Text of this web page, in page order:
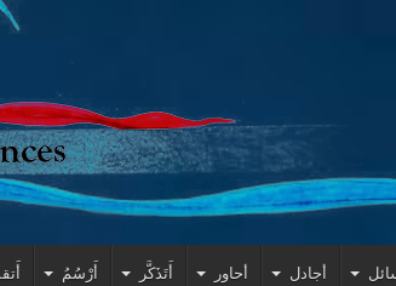
أجادل أحاور أَتَذَكَّر أَرْسُمُ